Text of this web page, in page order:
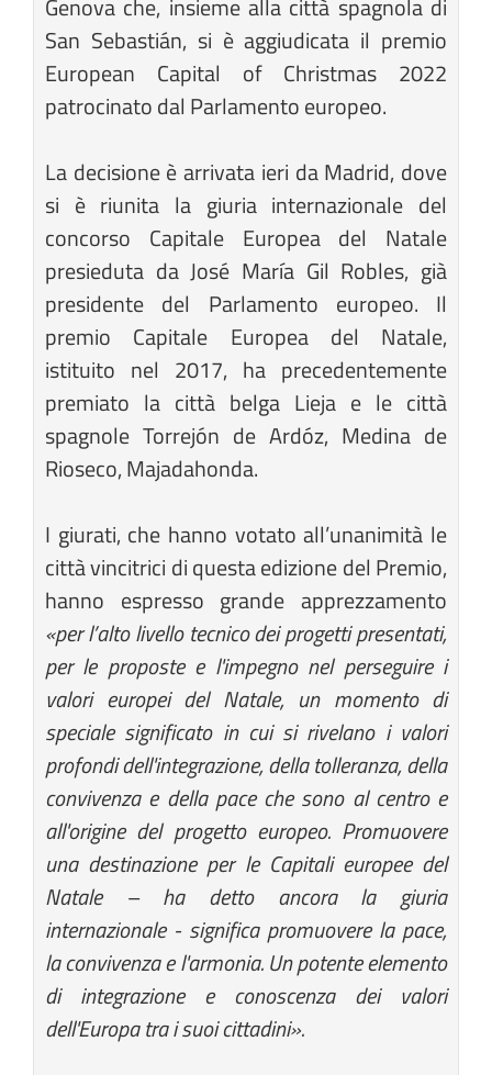
Genova che, insieme alla città spagnola di
San Sebastián, si è aggiudicata il premio
European Capital of Christmas 2022
patrocinato dal Parlamento europeo.
La decisione è arrivata ieri da Madrid, dove
si è riunita la giuria internazionale del
concorso Capitale Europea del Natale
presieduta da José María Gil Robles, già
presidente del Parlamento europeo. Il
premio Capitale Europea del Natale,
istituito nel 2017, ha precedentemente
premiato la città belga Lieja e le città
spagnole Torrejón de Ardóz, Medina de
Rioseco, Majadahonda.
I giurati, che hanno votato all’unanimità le
città vincitrici di questa edizione del Premio,
hanno espresso grande apprezzamento
«per l’alto livello tecnico dei progetti presentati,
per le proposte e l'impegno nel perseguire i
valori europei del Natale, un momento di
speciale significato in cui si rivelano i valori
profondi dell'integrazione, della tolleranza, della
convivenza e della pace che sono al centro e
all'origine del progetto europeo. Promuovere
una destinazione per le Capitali europee del
Natale – ha detto ancora la giuria
internazionale - significa promuovere la pace,
la convivenza e l'armonia. Un potente elemento
di integrazione e conoscenza dei valori
dell'Europa tra i suoi cittadini».